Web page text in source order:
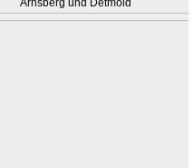
Arnsberg und Detmold